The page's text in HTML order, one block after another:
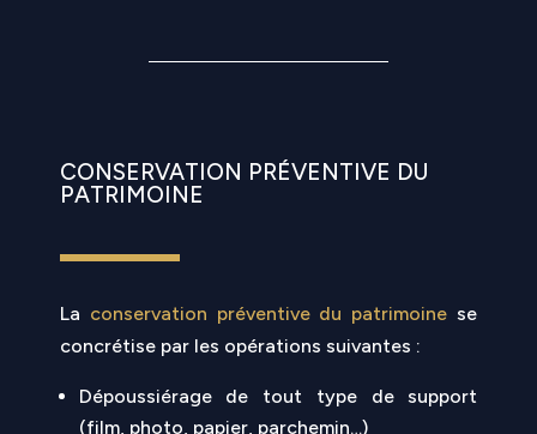
CONSERVATION PRÉVENTIVE DU
PATRIMOINE
La conservation préventive du patrimoinese
concrétise par les opérations suivantes :
Dépoussiérage de tout type de support
(film, photo, papier, parchemin…)